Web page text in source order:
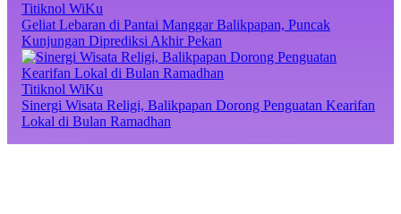
Titiknol WiKu
Geliat Lebaran di Pantai Manggar Balikpapan, Puncak
Kunjungan Diprediksi Akhir Pekan
Titiknol WiKu
Sinergi Wisata Religi, Balikpapan Dorong Penguatan Kearifan
Lokal di Bulan Ramadhan